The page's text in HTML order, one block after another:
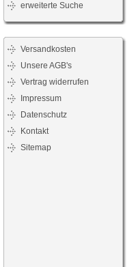
erweiterte Suche
Versandkosten
Unsere AGB's
Vertrag widerrufen
Impressum
Datenschutz
Kontakt
Sitemap